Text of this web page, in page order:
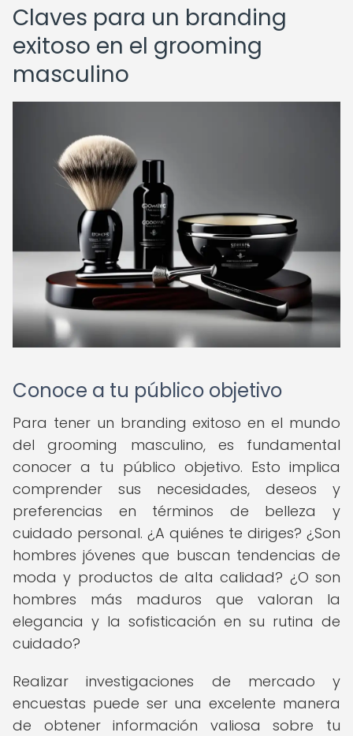
Claves para un branding
exitoso en el grooming
masculino
Conoce a tu público objetivo
Para tener un branding exitoso en el mundo
del grooming masculino, es fundamental
conocer a tu público objetivo. Esto implica
comprender sus necesidades, deseos y
preferencias en términos de belleza y
cuidado personal. ¿A quiénes te diriges? ¿Son
hombres jóvenes que buscan tendencias de
moda y productos de alta calidad? ¿O son
hombres más maduros que valoran la
elegancia y la sofisticación en su rutina de
cuidado?
Realizar investigaciones de mercado y
encuestas puede ser una excelente manera
de obtener información valiosa sobre tu